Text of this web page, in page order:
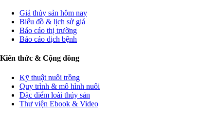
Giá thủy sản hôm nay
Biểu đồ & lịch sử giá
Báo cáo thị trường
Báo cáo dịch bệnh
Kiến thức & Cộng đồng
Kỹ thuật nuôi trồng
Quy trình & mô hình nuôi
Đặc điểm loài thủy sản
Thư viện Ebook & Video